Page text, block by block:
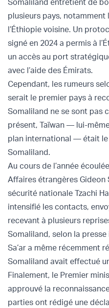
Somaliland entretient de
plusieurs pays, notamment
l’Éthiopie voisine. Un
signé en 2024 a permis à
un accès au port
avec l’aide des Émirats.
Cependant, les rumeurs
serait le premier pays à
Somaliland ne se sont pas
présent, Taïwan — lui-
plan international — était
Somaliland.
Au cours de l’année
Affaires étrangères Gideon
sécurité nationale Tzachi
intensifié les contacts,
recevant à plusieurs
Somaliland, selon la presse
Sa’ar a même récemment
Somaliland avait effectué
Finalement, le Premier
approuvé la
parties ont rédigé une